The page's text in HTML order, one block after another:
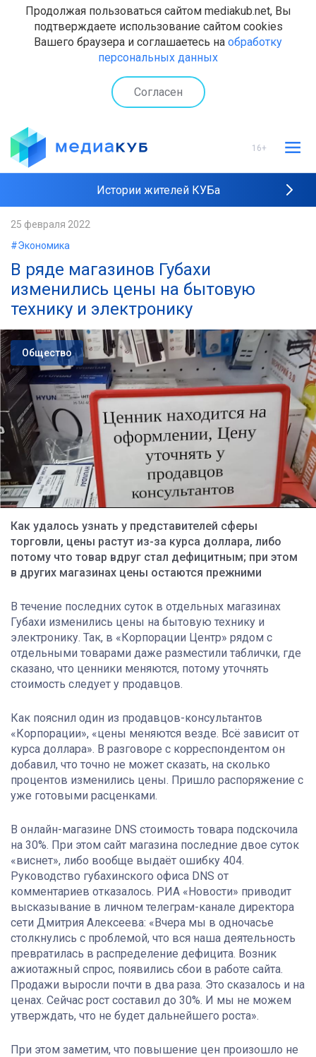
Продолжая пользоваться сайтом mediakub.net, Вы
подтверждаете использование сайтом cookies
Вашего браузера и соглашаетесь на обработку
персональных данных
Согласен
16+
Истории жителей КУБа
Наши интервью
25 февраля 2022
#Экономика
В ряде магазинов Губахи
изменились цены на бытовую
технику и электронику
Общество
Как удалось узнать у представителей сферы
торговли, цены растут из-за курса доллара, либо
потому что товар вдруг стал дефицитным; при этом
в других магазинах цены остаются прежними
В течение последних суток в отдельных магазинах
Губахи изменились цены на бытовую технику и
электронику. Так, в «Корпорации Центр» рядом с
отдельными товарами даже разместили таблички, где
сказано, что ценники меняются, потому уточнять
стоимость следует у продавцов.
Как пояснил один из продавцов-консультантов
«Корпорации», «цены меняются везде. Всё зависит от
курса доллара». В разговоре с корреспондентом он
добавил, что точно не может сказать, на сколько
процентов изменились цены. Пришло распоряжение с
уже готовыми расценками.
В онлайн-магазине DNS стоимость товара подскочила
на 30%. При этом сайт магазина последние двое суток
«виснет», либо вообще выдаёт ошибку 404.
Руководство губахинского офиса DNS от
комментариев отказалось. РИА «Новости» приводит
высказывание в личном телеграм-канале директора
сети Дмитрия Алексеева: «Вчера мы в одночасье
столкнулись с проблемой, что вся наша деятельность
превратилась в распределение дефицита. Возник
ажиотажный спрос, появились сбои в работе сайта.
Продажи выросли почти в два раза. Это сказалось и на
ценах. Сейчас рост составил до 30%. И мы не можем
утверждать, что не будет дальнейшего роста».
При этом заметим, что повышение цен произошло не